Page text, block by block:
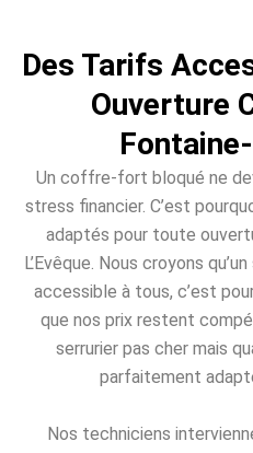
Des Tarifs
Ouverture
Un coffre-fort bloqué ne
stress financier. C’est
adaptés pour toute
L’Evêque. Nous croyons
accessible à tous, c’est
que nos prix restent
serrurier pas cher mais
parfaitement
Nos techniciens